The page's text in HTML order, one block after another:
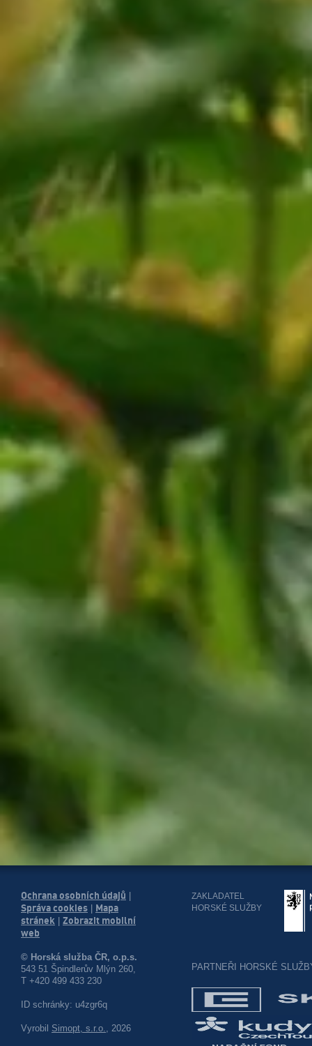
Ochrana osobních údajů
Správa cookies
Mapa
stránek
Zobrazit mobilní
web
© Horská služba ČR, o.p.s.
543 51 Špindlerův Mlýn 260,
T +420 499 433 230
ID schránky: u4zgr6q
Vyrobil Simopt, s.r.o., 2026
ZAKLADATEL
HORSKÉ SLUŽBY
PARTNEŘI HORSKÉ